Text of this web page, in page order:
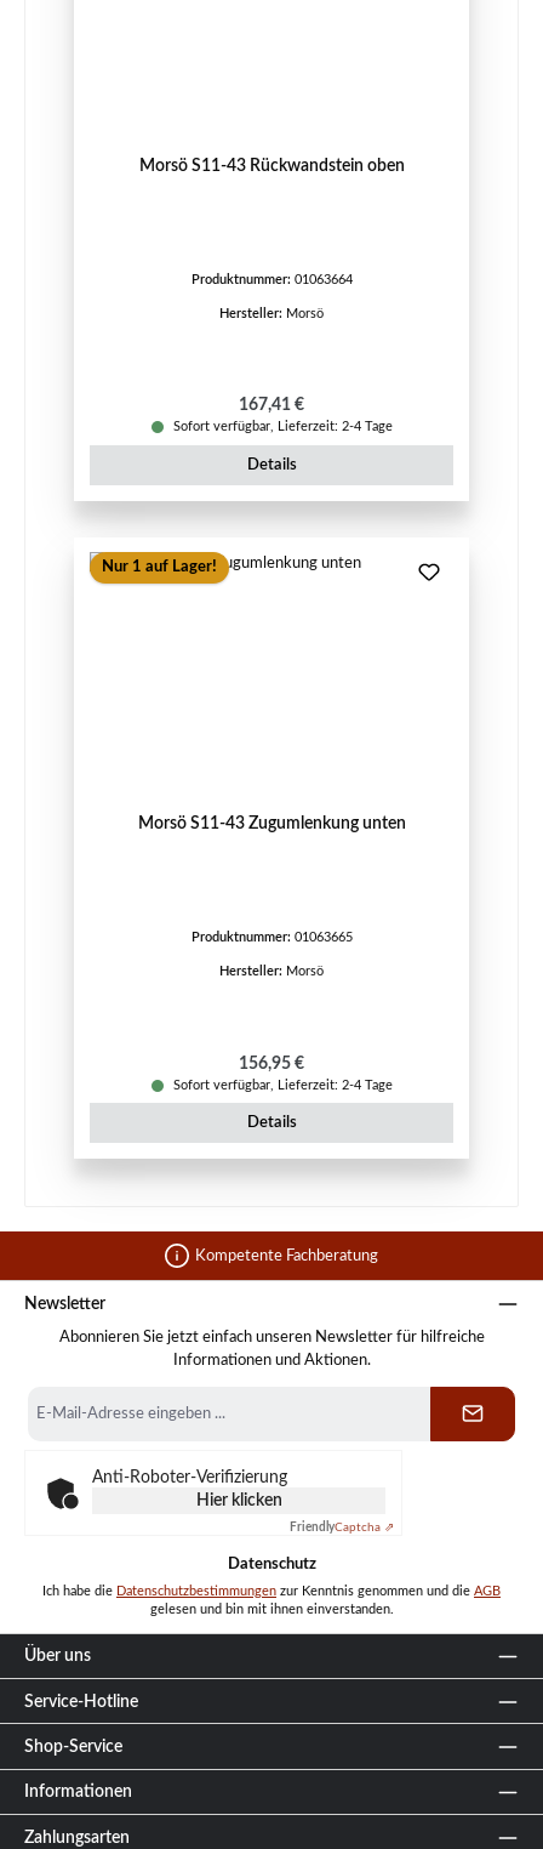
Morsö S11-43 Rückwandstein oben
Produktnummer: 01063664
Hersteller: Morsö
Regulärer Preis:
167,41 €
Sofort verfügbar, Lieferzeit: 2-4 Tage
Details
Nur 1 auf Lager!
Morsö S11-43 Zugumlenkung unten
Produktnummer: 01063665
Hersteller: Morsö
Regulärer Preis:
156,95 €
Sofort verfügbar, Lieferzeit: 2-4 Tage
Details
Kompetente Fachberatung
Newsletter
Abonnieren Sie jetzt einfach unseren Newsletter für hilfreiche
Informationen und Aktionen.
Mail-
Anti-Roboter-Verifizierung
Hier klicken
FriendlyCaptcha ⇗
Datenschutz
Ich habe die Datenschutzbestimmungen zur Kenntnis genommen und die AGB
gelesen und bin mit ihnen einverstanden.
Über uns
Service-Hotline
Shop-Service
Informationen
Zahlungsarten